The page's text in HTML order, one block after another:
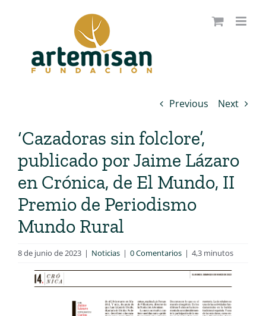
Previous Next
‘Cazadoras sin folclore’,
publicado por Jaime Lázaro
en Crónica, de El Mundo, II
Premio de Periodismo
Mundo Rural
8 de junio de 2023 | Noticias | 0 Comentarios | 4,3 minutos